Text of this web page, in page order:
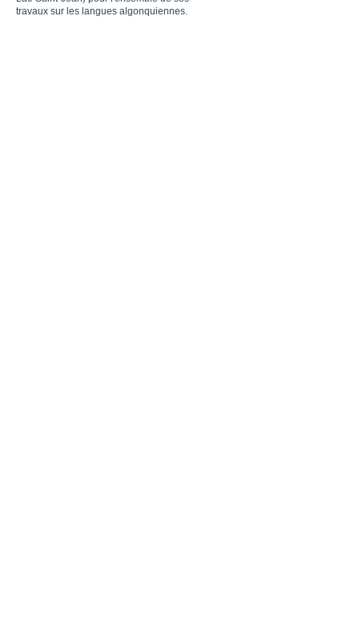
travaux sur les langues algonquiennes.